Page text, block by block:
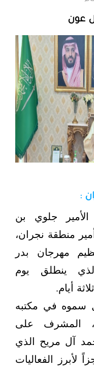
عون
:
جلوي بن
منطقة نجران،
مهرجان بدر
ينطلق يوم
أيام.
سموه في مكتبه
المشرف على
آل مريح الذي
الفعاليات